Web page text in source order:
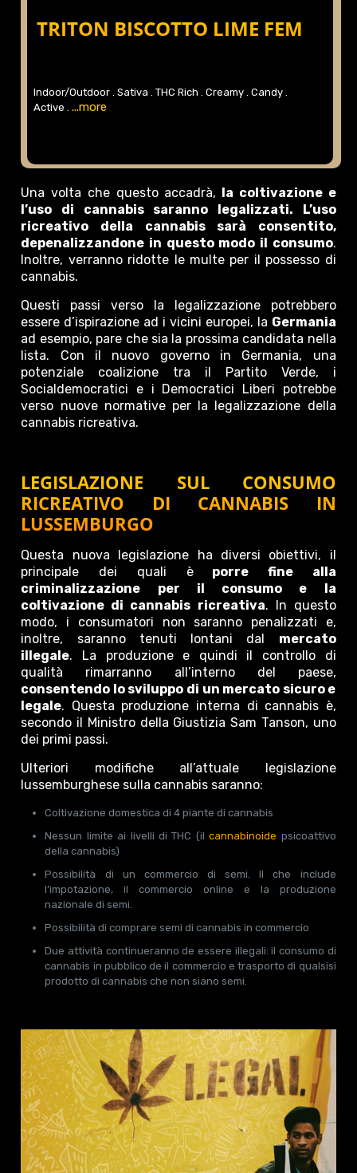
TRITON BISCOTTO LIME FEM
Indoor/Outdoor .Sativa .THC Rich .Creamy .Candy .
Active ....more
Una volta che questo accadrà, la coltivazione e
l’uso di cannabis saranno legalizzati. L’uso
ricreativo della cannabis sarà consentito,
depenalizzandone in questo modo il consumo.
Inoltre, verranno ridotte le multe per il possesso di
cannabis.
Questi passi verso la legalizzazione potrebbero
essere d’ispirazione ad i vicini europei, la Germania
ad esempio, pare che sia la prossima candidata nella
lista. Con il nuovo governo in Germania, una
potenziale coalizione tra il Partito Verde, i
Socialdemocratici e i Democratici Liberi potrebbe
verso nuove normative per la legalizzazione della
cannabis ricreativa.
LEGISLAZIONE SUL CONSUMO
RICREATIVO DI CANNABIS IN
LUSSEMBURGO
Questa nuova legislazione ha diversi obiettivi, il
principale dei quali èporre fine alla
criminalizzazione per il consumo e la
coltivazione di cannabis ricreativa. In questo
modo, i consumatori non saranno penalizzati e,
inoltre, saranno tenuti lontani dal mercato
illegale. La produzione e quindi il controllo di
qualità rimarranno all’interno del paese,
consentendo lo sviluppo di un mercato sicuro e
legale. Questa produzione interna di cannabis è,
secondo il Ministro della Giustizia Sam Tanson, uno
dei primi passi.
Ulteriori modifiche all’attuale legislazione
lussemburghese sulla cannabis saranno:
Coltivazione domestica di 4 piante di cannabis
Nessun limite ai livelli di THC (ilcannabinoide psicoattivo
della cannabis)
Possibilità di un commercio di semi. Il che include
l’impotazione, il commercio online e la produzione
nazionale di semi.
Possibilità di comprare semi di cannabis in commercio
Due attività continueranno de essere illegali: il consumo di
cannabis in pubblico de il commercio e trasporto di qualsisi
prodotto di cannabis che non siano semi.